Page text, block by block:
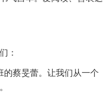
：
的蔡旻蕾。让我们从一个